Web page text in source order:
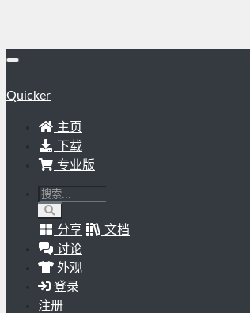
Quicker
主页
下载
专业版
分享
文档
讨论
外观
登录
注册